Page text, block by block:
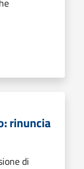
rinuncia
di